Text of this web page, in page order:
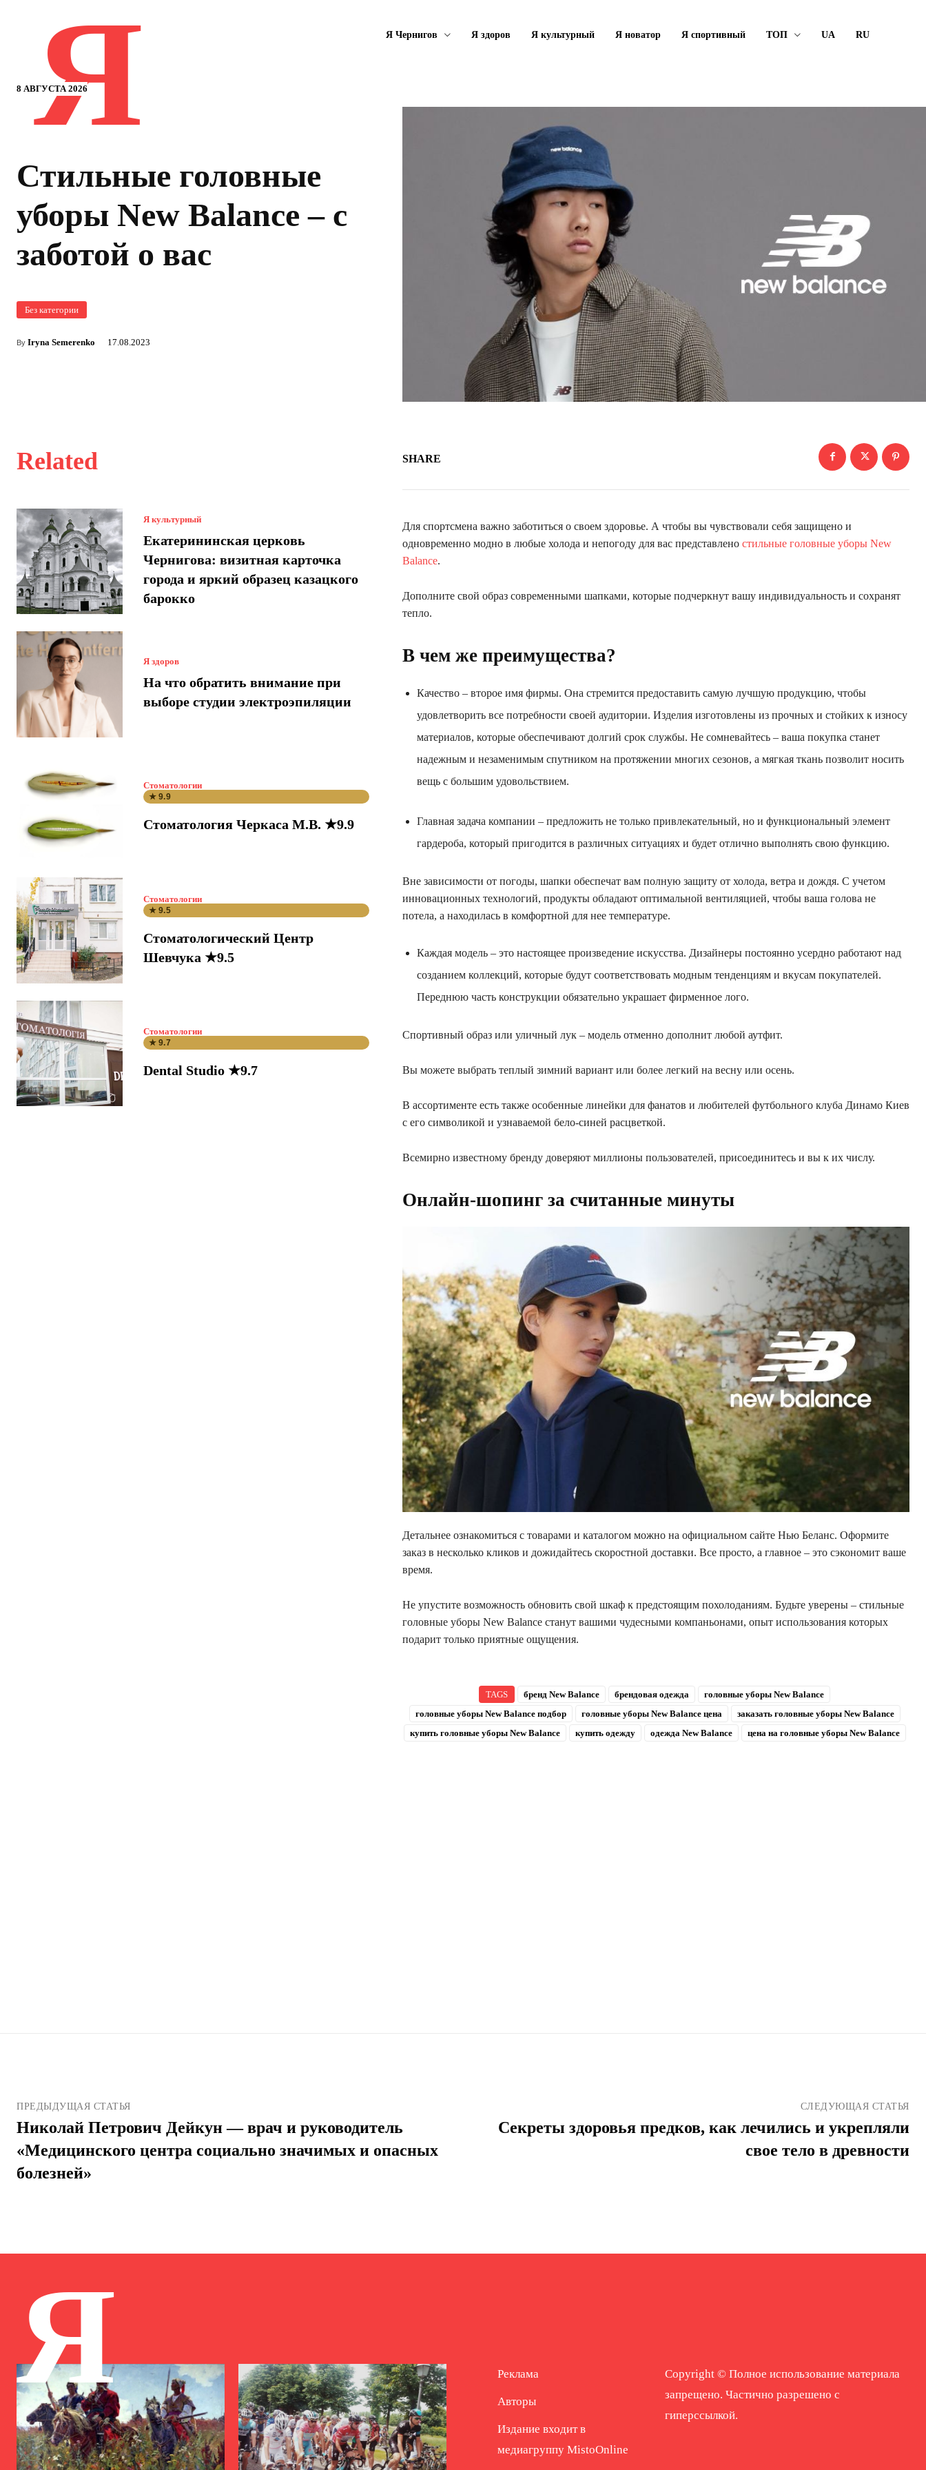
8 АВГУСТА 2026
Я Я Чернигов Я здоров Я культурный Я новатор Я спортивный ТОП UA RU
Стильные головные
уборы New Balance – с
заботой о вас
Без категории
By Iryna Semerenko 17.08.2023
Related
Я культурный
Екатерининская церковь
Чернигова: визитная карточка
города и яркий образец казацкого
барокко
Я здоров
На что обратить внимание при
выборе студии электроэпиляции
Стоматологии
★ 9.9
Стоматология Черкаса М.В. ★9.9
Стоматологии
★ 9.5
Стоматологический Центр
Шевчука ★9.5
Стоматологии
★ 9.7
Dental Studio ★9.7
SHARE
Для спортсмена важно заботиться о своем здоровье. А чтобы вы чувствовали себя защищено и
одновременно модно в любые холода и непогоду для вас представлено стильные головные уборы New
Balance.
Дополните свой образ современными шапками, которые подчеркнут вашу индивидуальность и сохранят
тепло.
В чем же преимущества?
Качество – второе имя фирмы. Она стремится предоставить самую лучшую продукцию, чтобы
удовлетворить все потребности своей аудитории. Изделия изготовлены из прочных и стойких к износу
материалов, которые обеспечивают долгий срок службы. Не сомневайтесь – ваша покупка станет
надежным и незаменимым спутником на протяжении многих сезонов, а мягкая ткань позволит носить
вещь с большим удовольствием.
Главная задача компании – предложить не только привлекательный, но и функциональный элемент
гардероба, который пригодится в различных ситуациях и будет отлично выполнять свою функцию.
Вне зависимости от погоды, шапки обеспечат вам полную защиту от холода, ветра и дождя. С учетом
инновационных технологий, продукты обладают оптимальной вентиляцией, чтобы ваша голова не
потела, а находилась в комфортной для нее температуре.
Каждая модель – это настоящее произведение искусства. Дизайнеры постоянно усердно работают над
созданием коллекций, которые будут соответствовать модным тенденциям и вкусам покупателей.
Переднюю часть конструкции обязательно украшает фирменное лого.
Спортивный образ или уличный лук – модель отменно дополнит любой аутфит.
Вы можете выбрать теплый зимний вариант или более легкий на весну или осень.
В ассортименте есть также особенные линейки для фанатов и любителей футбольного клуба Динамо Киев
с его символикой и узнаваемой бело-синей расцветкой.
Всемирно известному бренду доверяют миллионы пользователей, присоединитесь и вы к их числу.
Онлайн-шопинг за считанные минуты
Детальнее ознакомиться с товарами и каталогом можно на официальном сайте Нью Беланс. Оформите
заказ в несколько кликов и дожидайтесь скоростной доставки. Все просто, а главное – это сэкономит ваше
время.
Не упустите возможность обновить свой шкаф к предстоящим похолоданиям. Будьте уверены – стильные
головные уборы New Balance станут вашими чудесными компаньонами, опыт использования которых
подарит только приятные ощущения.
TAGS бренд New Balance брендовая одежда
головные уборы New Balance
головные уборы New Balance подбор
головные уборы New Balance цена
заказать головные уборы New Balance
купить головные уборы New Balance
купить одежду одежда New Balance цена на головные уборы New Balance
ПРЕДЫДУЩАЯ СТАТЬЯ
Николай Петрович Дейкун — врач и руководитель
«Медицинского центра социально значимых и опасных
болезней»
СЛЕДУЮЩАЯ СТАТЬЯ
Секреты здоровья предков, как лечились и укрепляли
свое тело в древности
Я Реклама
Авторы
Издание входит в
медиагруппу MistoOnline
Copyright © Полное использование материала
запрещено. Частично разрешено с
гиперссылкой.